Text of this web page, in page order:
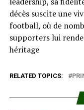
décès suscite une
football, où de
supporters lui
héritage
RELATED TOPICS: